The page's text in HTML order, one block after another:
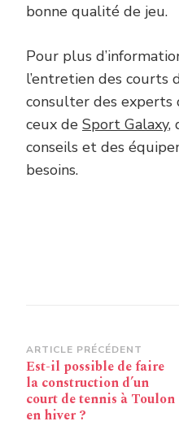
bonne qualité de jeu.
Pour plus
l’entretien des courts
consulter des experts
ceux de Sport Galaxy,
conseils et des
besoins.
Navigation
d’article
ARTICLE PRÉCÉDENT
Est-il possible de faire
la construction d’un
court de tennis à Toulon
en hiver ?